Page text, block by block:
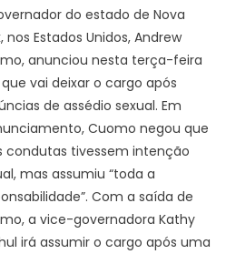
do estado de Nova
nos Estados Unidos, Andrew
anunciou nesta terça-feira
que vai deixar o cargo após
de assédio sexual. Em
Cuomo negou que
condutas tivessem intenção
mas assumiu “toda a
Com a saída de
a vice-governadora Kathy
irá assumir o cargo após uma